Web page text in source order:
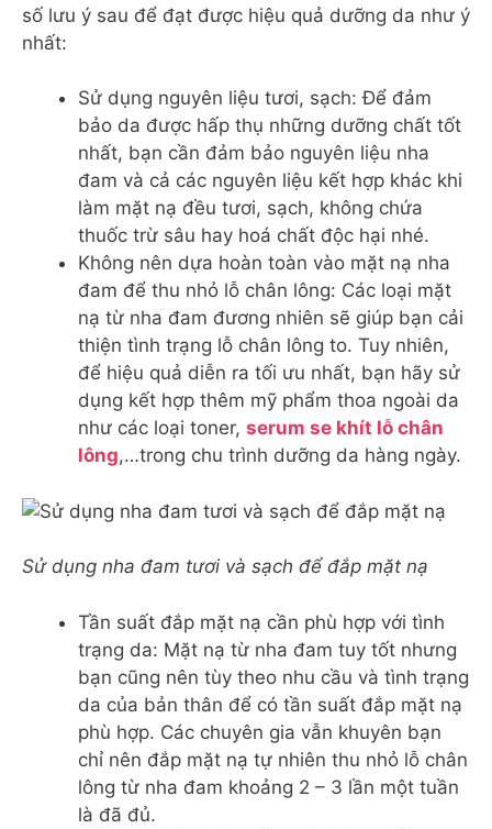
số lưu ý sau để đạt được hiệu quả dưỡng da như ý
nhất:
Sử dụng nguyên liệu tươi, sạch: Để đảm
bảo da được hấp thụ những dưỡng chất tốt
nhất, bạn cần đảm bảo nguyên liệu nha
đam và cả các nguyên liệu kết hợp khác khi
làm mặt nạ đều tươi, sạch, không chứa
thuốc trừ sâu hay hoá chất độc hại nhé.
Không nên dựa hoàn toàn vào mặt nạ nha
đam để thu nhỏ lỗ chân lông: Các loại mặt
nạ từ nha đam đương nhiên sẽ giúp bạn cải
thiện tình trạng lỗ chân lông to. Tuy nhiên,
để hiệu quả diễn ra tối ưu nhất, bạn hãy sử
dụng kết hợp thêm mỹ phẩm thoa ngoài da
như các loại toner, serum se khít lỗ chân
lông,…trong chu trình dưỡng da hàng ngày.
Sử dụng nha đam tươi và sạch để đắp mặt nạ
Tần suất đắp mặt nạ cần phù hợp với tình
trạng da: Mặt nạ từ nha đam tuy tốt nhưng
bạn cũng nên tùy theo nhu cầu và tình trạng
da của bản thân để có tần suất đắp mặt nạ
phù hợp. Các chuyên gia vẫn khuyên bạn
chỉ nên đắp mặt nạ tự nhiên thu nhỏ lỗ chân
lông từ nha đam khoảng 2 – 3 lần một tuần
là đã đủ.